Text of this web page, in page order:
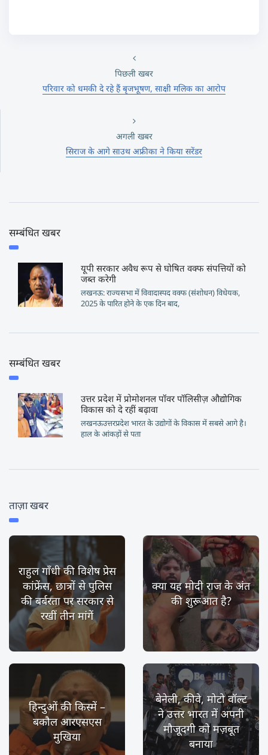
पिछली खबर
परिवार को धमकी दे रहे हैं बृजभूषण, साक्षी मलिक का आरोप
अगली खबर
सिराज के आगे साउथ अफ्रीका ने किया सरेंडर
सम्बंधित खबर
यूपी सरकार अवैध रूप से घोषित वक्फ संपत्तियों को
जब्त करेगी
लखनऊ: राज्यसभा में विवादास्पद वक्फ (संशोधन) विधेयक,
2025 के पारित होने के एक दिन बाद,
सम्बंधित खबर
उत्तर प्रदेश में प्रोमोशनल पॉवर पॉलिसीज़ औद्योगिक
विकास को दे रहीं बढ़ावा
लखनऊउत्तरप्रदेश भारत के उद्योगों के विकास में सबसे आगे है।
हाल के आंकड़ों से पता
ताज़ा खबर
राहुल गाँधी की विशेष प्रेस
कांफ्रेंस, छात्रों से पुलिस
की बर्बरता पर सरकार से
रखीं तीन मांगें
क्या यह मोदी राज के अंत
की शुरूआत है?
हिन्दुओं की किस्में –
बकौल आरएसएस
मुखिया
बेनेली, कीवे, मोटो वॉल्ट
ने उत्तर भारत में अपनी
मौजूदगी को मज़बूत
बनाया